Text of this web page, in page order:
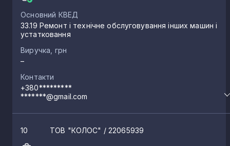
Основний КВЕД
33.19 Ремонт і технічне обслуговування інших машин і
устатковання
Виручка, грн
–
Контакти
+380*********
*******@gmail.com
10 ТОВ "КОЛОС" / 22065939